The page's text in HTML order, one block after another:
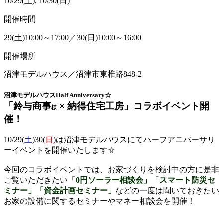
開催時間
29(土)10:00～17:00／30(日)10:00～16:00
開催場所
沼津モデルハウス／沼津市東椎路848-2
沼津モデルハウスHalf Anniversary☆
「鈴与商事様 × 納得住宅工房」コラボイベント開
催！
10/29(土)30(日 )は沼津モデルハウスにてハーフアニバーサリ
ーイベントを開催いたします☆
今回のコラボイベントでは、お家づくりを検討中の方に是非
ご覧いただきたい 「 0円ソーラー相談会」 「 スマート防災セ
ミナー」「資金計画セミナー」 などの一度は聞いておきたい
お家の設備に関するセミナーやマネー相談会を開催！